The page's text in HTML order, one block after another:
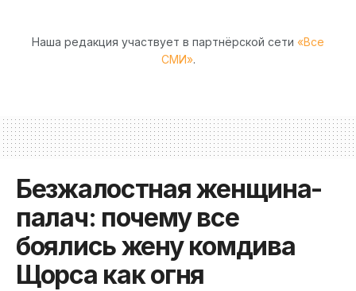
Наша редакция участвует в партнёрской сети «Все
СМИ».
Безжалостная женщина-
палач: почему все
боялись жену комдива
Щорса как огня